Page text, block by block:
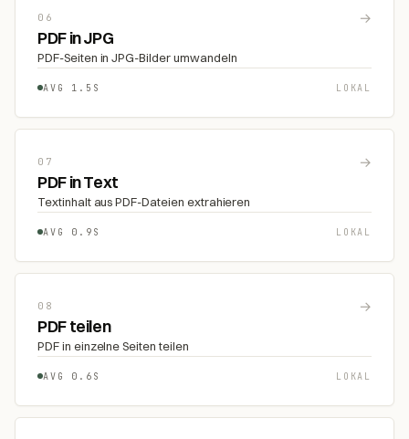
06 →
PDF in JPG
PDF-Seiten in JPG-Bilder umwandeln
AVG 1.5S LOKAL
07 →
PDF in Text
Textinhalt aus PDF-Dateien extrahieren
AVG 0.9S LOKAL
08 →
PDF teilen
PDF in einzelne Seiten teilen
AVG 0.6S LOKAL